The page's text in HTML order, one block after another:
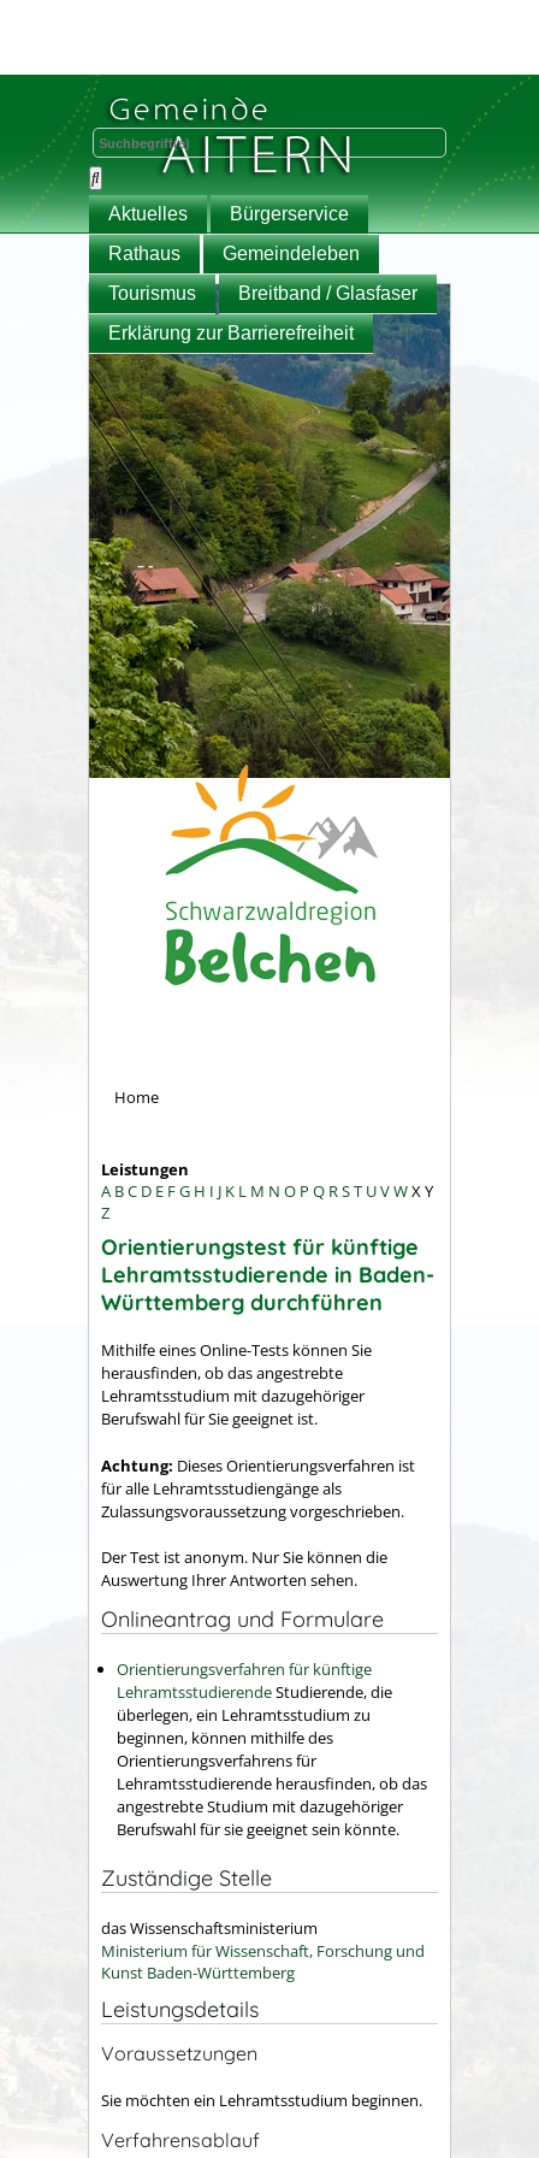
Aktuelles
Bürgerservice
Rathaus
Gemeindeleben
Tourismus
Breitband / Glasfaser
Erklärung zur Barrierefreiheit
Home
Leistungen
A BC D E FG H I J K L M N O P Q RST UVWXY
Z
Orientierungstest für künftige
Lehramtsstudierende in Baden-
Württemberg durchführen
Mithilfe eines Online-Tests können Sie
herausfinden, ob das angestrebte
Lehramtsstudium mit dazugehöriger
Berufswahl für Sie geeignet ist.
Achtung: Dieses Orientierungsverfahren ist
für alle Lehramtsstudiengänge als
Zulassungsvoraussetzung vorgeschrieben.
Der Test ist anonym. Nur Sie können die
Auswertung Ihrer Antworten sehen.
Onlineantrag und Formulare
Orientierungsverfahren für künftige
LehramtsstudierendeStudierende, die
überlegen, ein Lehramtsstudium zu
beginnen, können mithilfe des
Orientierungsverfahrens für
Lehramtsstudierende herausfinden, ob das
angestrebte Studium mit dazugehöriger
Berufswahl für sie geeignet sein könnte.
Zuständige Stelle
das Wissenschaftsministerium
Ministerium für Wissenschaft, Forschung und
Kunst Baden-Württemberg
Leistungsdetails
Voraussetzungen
Sie möchten ein Lehramtsstudium beginnen.
Verfahrensablauf